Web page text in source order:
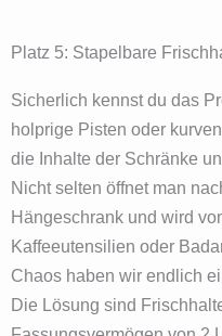
Platz 5: Stapelbare
Sicherlich kennst du das
holprige Pisten oder
die Inhalte der Schränke
Nicht selten öffnet man
Hängeschrank und wird
Kaffeeutensilien oder
Chaos haben wir endlich
Die Lösung sind